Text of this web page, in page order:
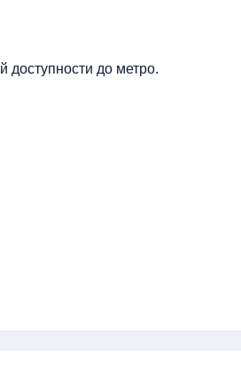
доступности до метро.